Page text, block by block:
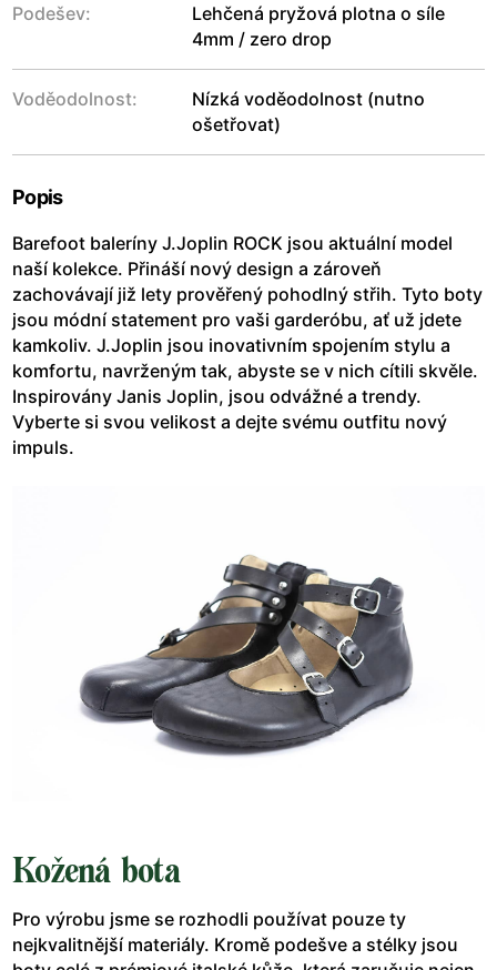
Podešev:
Lehčená pryžová plotna o síle
4mm / zero drop
Voděodolnost:
Nízká voděodolnost (nutno
ošetřovat)
Popis
Barefoot baleríny J.Joplin ROCK jsou aktuální model
naší kolekce. Přináší nový design a zároveň
zachovávají již lety prověřený pohodlný střih. Tyto boty
jsou módní statement pro vaši garderóbu, ať už jdete
kamkoliv. J.Joplin jsou inovativním spojením stylu a
komfortu, navrženým tak, abyste se v nich cítili skvěle.
Inspirovány Janis Joplin, jsou odvážné a trendy.
Vyberte si svou velikost a dejte svému outfitu nový
impuls.
Kožená bota
Pro výrobu jsme se rozhodli používat pouze ty
nejkvalitnější materiály. Kromě podešve a stélky jsou